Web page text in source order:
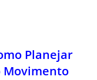
Planejar
Movimento